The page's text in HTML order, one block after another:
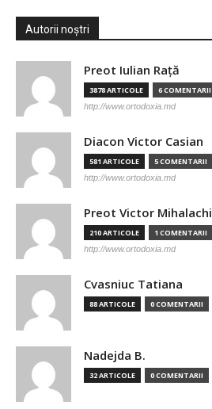
Autorii noștri
Preot Iulian Raţă
3878 ARTICOLE 6 COMENTARII
http://www.ortodoxia.md
Diacon Victor Casian
581 ARTICOLE 5 COMENTARII
http://www.ortodoxia.md
Preot Victor Mihalachi
210 ARTICOLE 1 COMENTARII
http://www.ortodoxia.md
Cvasniuc Tatiana
88 ARTICOLE 0 COMENTARII
Nadejda B.
32 ARTICOLE 0 COMENTARII